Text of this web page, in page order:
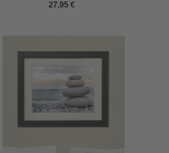
27,95 €